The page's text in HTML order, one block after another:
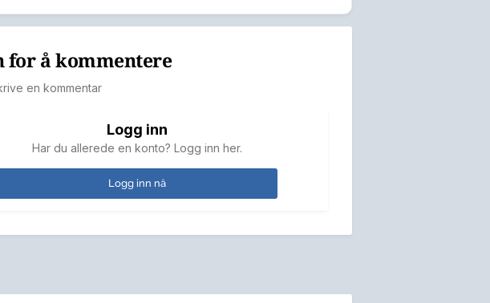
for å kommentere
en kommentar
Logg inn
Har du allerede en konto? Logg inn her.
Logg inn nå